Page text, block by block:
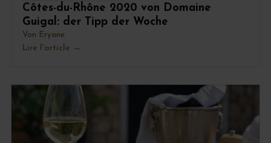
Côtes-du-Rhône 2020 von Domaine
Guigal: der Tipp der Woche
Von
Eryane
Lire l'article